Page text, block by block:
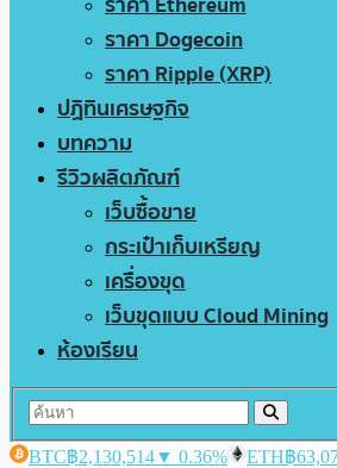
ราคา Dogecoin
ราคา Ripple (XRP)
ปฏิทินเศรษฐกิจ
บทความ
รีวิวผลิตภัณฑ์
เว็บซื้อขาย
กระเป๋าเก็บเหรียญ
เครื่องขุด
เว็บขุดแบบ Cloud Mining
ห้องเรียน
BTC฿2,130,514▼ 0.36% ETH฿